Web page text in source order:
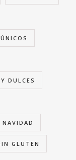
DULCES
NAVIDAD
GLUTEN